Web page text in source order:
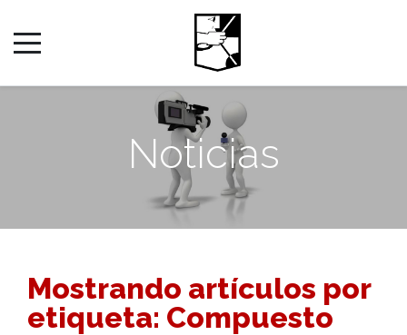
Noticias
Mostrando artículos por
etiqueta: Compuesto